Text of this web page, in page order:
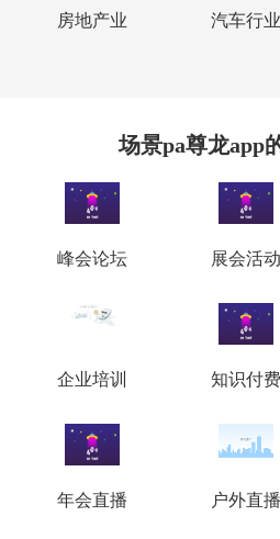
房地产业 汽车行业
场景pa尊龙app
峰会论坛 展会活动
企业培训 知识付费
年会直播 户外直播